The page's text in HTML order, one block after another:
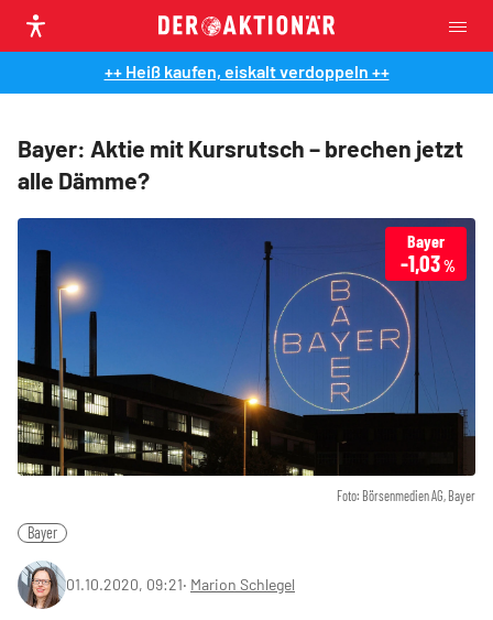
++ Heiß kaufen, eiskalt verdoppeln ++
Bayer: Aktie mit Kursrutsch – brechen jetzt
alle Dämme?
Foto: Börsenmedien AG, Bayer
Bayer
-1,03%
Bayer
01.10.2020, 09:21‧ Marion Schlegel